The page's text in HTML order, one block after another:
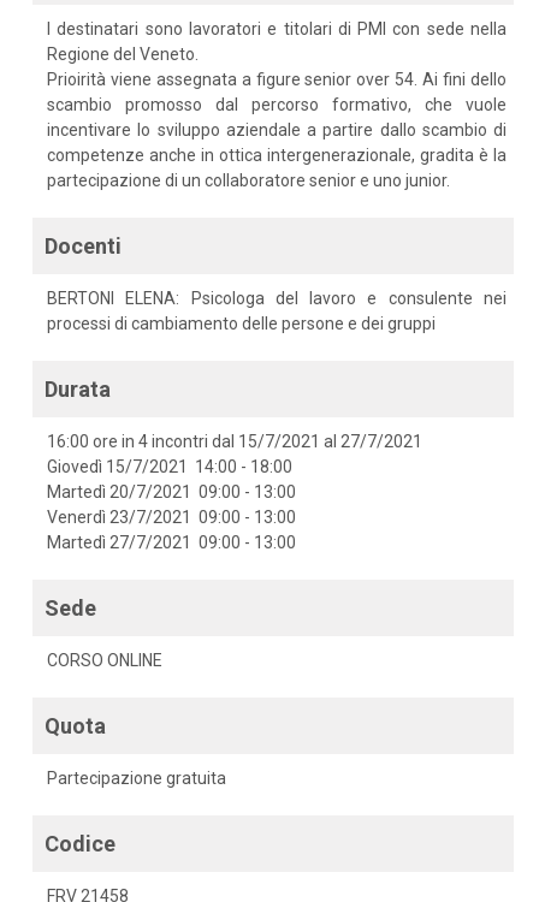
I destinatari sono lavoratori e titolari di PMI con sede nella
Regione del Veneto.
Prioirità viene assegnata a figure senior over 54. Ai fini dello
scambio promosso dal percorso formativo, che vuole
incentivare lo sviluppo aziendale a partire dallo scambio di
competenze anche in ottica intergenerazionale, gradita è la
partecipazione di un collaboratore senior e uno junior.
Docenti
BERTONI ELENA: Psicologa del lavoro e consulente nei
processi di cambiamento delle persone e dei gruppi
Durata
16:00 ore in 4 incontri dal 15/7/2021 al 27/7/2021
Giovedì 15/7/2021 14:00 - 18:00
Martedì 20/7/2021 09:00 - 13:00
Venerdì 23/7/2021 09:00 - 13:00
Martedì 27/7/2021 09:00 - 13:00
Sede
CORSO ONLINE
Quota
Partecipazione gratuita
Codice
FRV 21458